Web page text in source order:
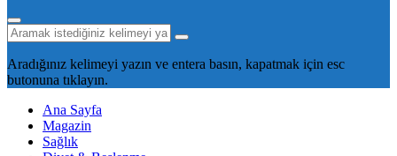
Aradığınız kelimeyi yazın ve entera basın, kapatmak için esc
butonuna tıklayın.
Ana Sayfa
Magazin
Sağlık